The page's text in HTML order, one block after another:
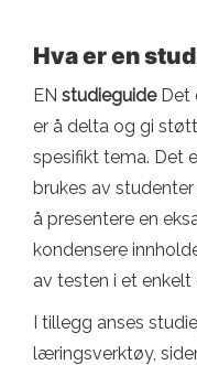
Hva er en
EN studieguideDet
er å delta og gi
spesifikt tema. Det
brukes av
å presentere en
kondensere
av testen i et enkelt
I tillegg anses
læringsverktøy,